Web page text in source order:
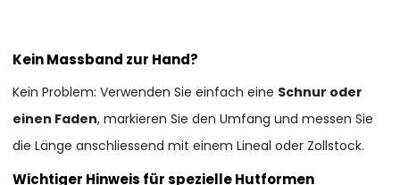
Kein Massband zur Hand?
Kein Problem: Verwenden Sie einfach eine Schnur oder
einen Faden, markieren Sie den Umfang und messen Sie
die Länge anschliessend mit einem Lineal oder Zollstock.
Wichtiger Hinweis für spezielle Hutformen